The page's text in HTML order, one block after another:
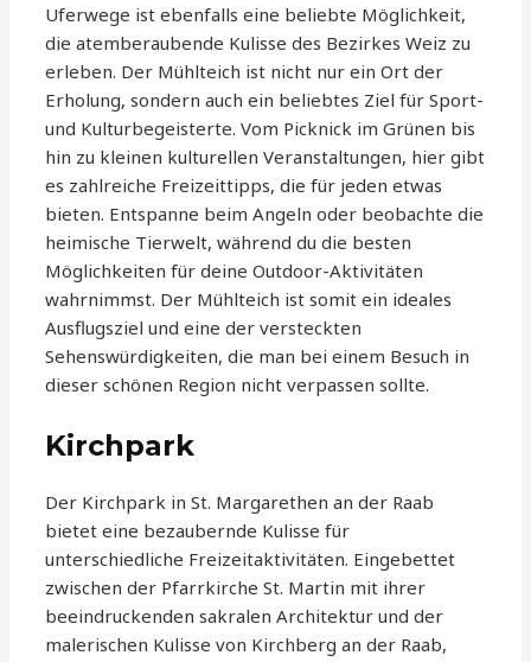
Uferwege ist ebenfalls eine beliebte Möglichkeit,
die atemberaubende Kulisse des Bezirkes Weiz zu
erleben. Der Mühlteich ist nicht nur ein Ort der
Erholung, sondern auch ein beliebtes Ziel für Sport-
und Kulturbegeisterte. Vom Picknick im Grünen bis
hin zu kleinen kulturellen Veranstaltungen, hier gibt
es zahlreiche Freizeittipps, die für jeden etwas
bieten. Entspanne beim Angeln oder beobachte die
heimische Tierwelt, während du die besten
Möglichkeiten für deine Outdoor-Aktivitäten
wahrnimmst. Der Mühlteich ist somit ein ideales
Ausflugsziel und eine der versteckten
Sehenswürdigkeiten, die man bei einem Besuch in
dieser schönen Region nicht verpassen sollte.
Kirchpark
Der Kirchpark in St. Margarethen an der Raab
bietet eine bezaubernde Kulisse für
unterschiedliche Freizeitaktivitäten. Eingebettet
zwischen der Pfarrkirche St. Martin mit ihrer
beeindruckenden sakralen Architektur und der
malerischen Kulisse von Kirchberg an der Raab,